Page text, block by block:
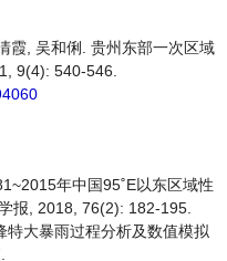
霞, 吴和俐. 贵州东部一次区域
9(4): 540-546.
年中国95˚E以东区域性
报, 2018, 76(2): 182-195.
大暴雨过程分析及数值模拟